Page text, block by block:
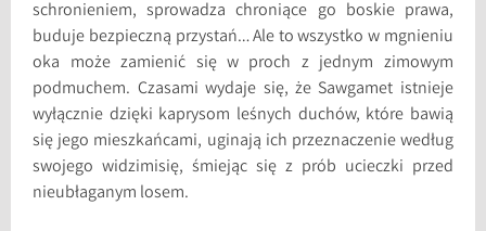
schronieniem, sprowadza chroniące go boskie prawa,
buduje bezpieczną przystań… Ale to wszystko w mgnieniu
oka może zamienić się w proch z jednym zimowym
podmuchem. Czasami wydaje się, że Sawgamet istnieje
wyłącznie dzięki kaprysom leśnych duchów, które bawią
się jego mieszkańcami, uginają ich przeznaczenie według
swojego widzimisię, śmiejąc się z prób ucieczki przed
nieubłaganym losem.